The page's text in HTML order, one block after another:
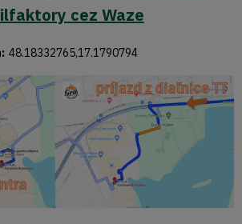
cez Waze
: 48.18332765,17.1790794